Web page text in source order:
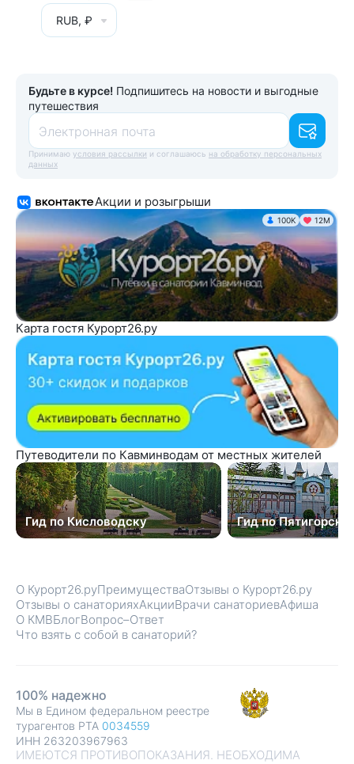
RUB, ₽
Будьте в курсе! Подпишитесь на новости и выгодные
путешествия
Электронная почта
Принимаю условия рассылки и соглашаюсь на обработку персональных
данных
Акции и розыгрыши
100K 12М
Карта гостя Курорт26.ру
Путеводители по Кавминводам от местных жителей
Гид по Кисловодску Гид по Пятигорску
О Курорт26.руПреимуществаОтзывы о Курорт26.ру
Отзывы о санаторияхАкцииВрачи санаториевАфиша
О КМВБлогВопрос–Ответ
Что взять с собой в санаторий?
ИМЕЮТСЯ ПРОТИВОПОКАЗАНИЯ. НЕОБХОДИМА
100% надежно
Мы в Едином федеральном реестре
турагентов РТА 0034559
ИНН 263203967963